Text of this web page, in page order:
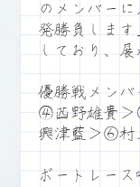
のメンバー
発勝負しま
しており、
優勝戦メンバ
④西野雄貴
興津藍＞⑥村
ボートレー